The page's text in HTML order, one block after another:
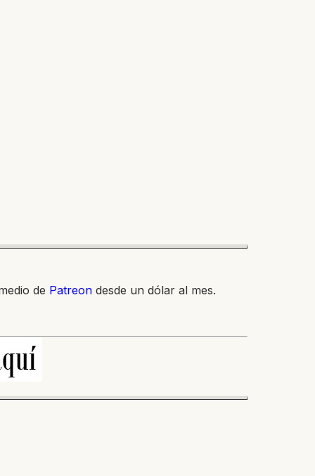
de Patreon desde un dólar al mes.